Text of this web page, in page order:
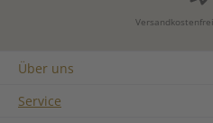
Über uns
Service